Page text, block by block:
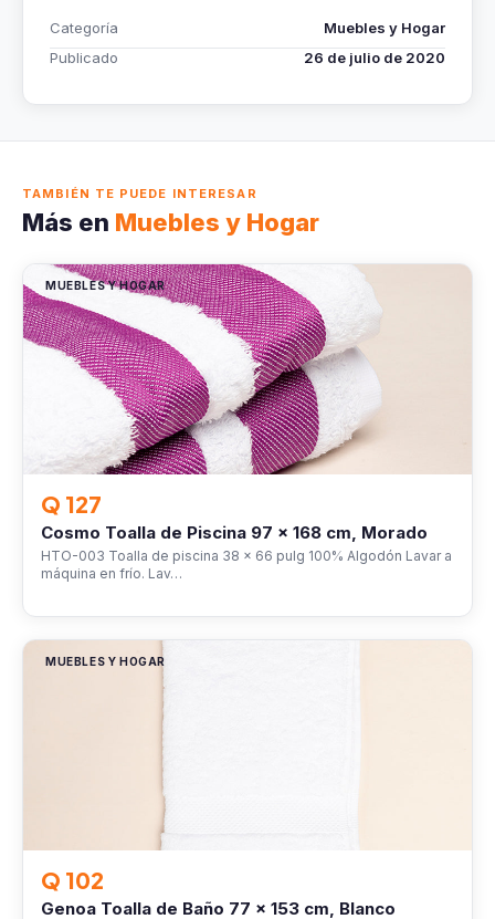
Categoría
Muebles y Hogar
Publicado
26 de julio de 2020
TAMBIÉN TE PUEDE INTERESAR
Más en Muebles y Hogar
MUEBLES Y HOGAR
Q 127
Cosmo Toalla de Piscina 97 x 168 cm, Morado
HTO-003 Toalla de piscina 38 x 66 pulg 100% Algodón Lavar a
máquina en frío. Lav…
MUEBLES Y HOGAR
Q 102
Genoa Toalla de Baño 77 x 153 cm, Blanco